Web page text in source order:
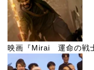
映画『Mirai 運命の戦